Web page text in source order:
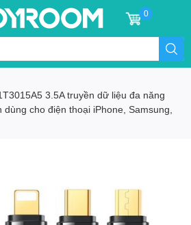
0
3.5A truyền dữ liệu đa năng
cho điện thoại iPhone, Samsung,